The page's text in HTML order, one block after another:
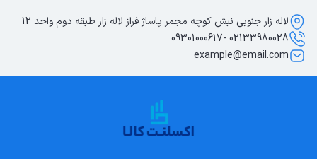
لاله زار جنوبی نبش کوچه مجمر پاساژ فراز لاله زار طبقه دوم واحد 12
02133980028 -09301000617
example@email.com